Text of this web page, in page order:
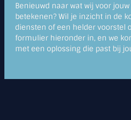
Benieuwd naar wat wij voor
betekenen? Wil je inzicht in de
diensten of een helder voorstel
formulier hieronder in, en we
met een oplossing die past bij